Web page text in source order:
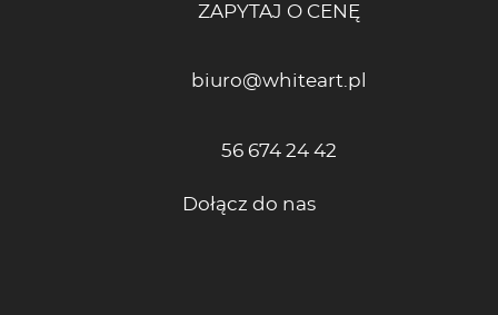
ZAPYTAJ O CENĘ
biuro@whiteart.pl
56 674 24 42
Dołącz do nas